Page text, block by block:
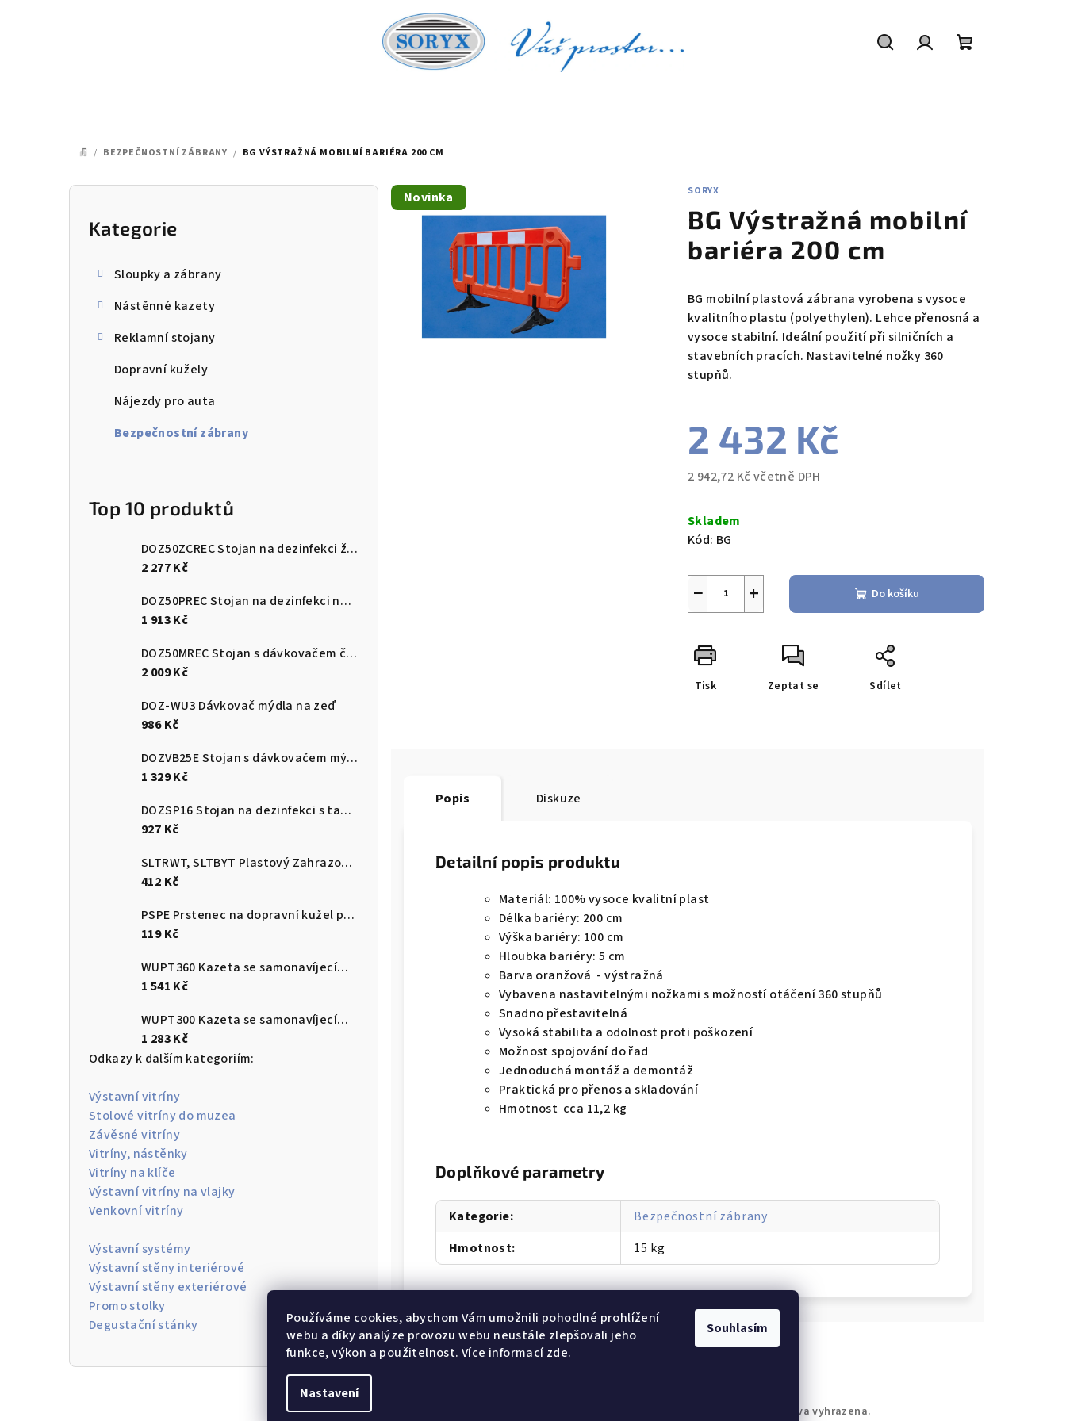
Používáme cookies, abychom Vám umožnili pohodlné prohlížení
webu a díky analýze provozu webu neustále zlepšovali jeho
funkce, výkon a použitelnost. Více informacízde.
Nastavení
Souhlasím
DOMŮ
/ BEZPEČNOSTNÍ ZÁBRANY / BG VÝSTRAŽNÁ MOBILNÍ BARIÉRA 200 CM
P
Přeskočit
kategorie
Kategorie
Sloupky a zábrany
Nástěnné kazety
Reklamní stojany
Dopravní kužely
Nájezdy pro auta
Bezpečnostní zábrany
Top 10 produktů
DOZ50ZCREC Stojan na dezinfekci žlutočerný
2 277 Kč
DOZ50PREC Stojan na dezinfekci nerez leštěný
1 913 Kč
DOZ50MREC Stojan s dávkovačem černý
2 009 Kč
DOZ-WU3 Dávkovač mýdla na zeď
986 Kč
DOZVB25E Stojan s dávkovačem mýdla
1 329 Kč
DOZSP16 Stojan na dezinfekci s tabulkou na instrukci
927 Kč
SLTRWT, SLTBYT Plastový Zahrazovací sloupek červenobílý a černožlutý s plnitelnou základnou
412 Kč
PSPE Prstenec na dopravní kužel pro upevnění plastového řetězu
119 Kč
WUPT360 Kazeta se samonavíjecím pásem 3,6m s brzdou a protikusem
1 541 Kč
WUPT300 Kazeta se samonavíjecím pásem 3 m s brzdou a protikusem
1 283 Kč
Odkazy k dalším kategoriím:
Výstavní vitríny
Stolové vitríny do muzea
Závěsné vitríny
Vitríny, nástěnky
Vitríny na klíče
Výstavní vitríny na vlajky
Venkovní vitríny
Výstavní systémy
Výstavní stěny interiérové
Výstavní stěny exteriérové
Promo stolky
Degustační stánky
SORYX
BG Výstražná mobilní
bariéra 200 cm
BG mobilní plastová zábrana vyrobena s vysoce
kvalitního plastu (polyethylen). Lehce přenosná a
vysoce stabilní. Ideální použití při silničních a
stavebních pracích. Nastavitelné nožky 360
stupňů.
2 432 Kč
2 942,72 Kč včetně DPH
cena:
Skladem
Kód: BG
+
− Do košíku
Tisk Zeptat se Sdílet
Novinka
Popis Diskuze
Detailní popis produktu
Materiál: 100% vysoce kvalitní plast
Délka bariéry: 200 cm
Výška bariéry: 100 cm
Hloubka bariéry: 5 cm
Barva oranžová - výstražná
Vybavena nastavitelnými nožkami s možností otáčení 360 stupňů
Snadno přestavitelná
Vysoká stabilita a odolnost proti poškození
Možnost spojování do řad
Jednoduchá montáž a demontáž
Praktická pro přenos a skladování
Hmotnost cca 11,2 kg
Doplňkové parametry
Kategorie:
Bezpečnostní zábrany
Hmotnost: 15 kg
. Všechna práva vyhrazena.